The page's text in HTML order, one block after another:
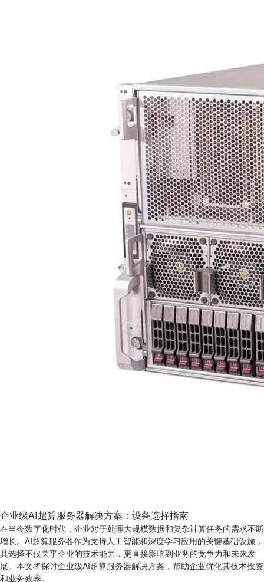
企业级AI超算服务器解决方案：设备选择指南
在当今数字化时代，企业对于处理大规模数据和复杂计算任务的需求不断
增长。AI超算服务器作为支持人工智能和深度学习应用的关键基础设施，
其选择不仅关乎企业的技术能力，更直接影响到业务的竞争力和未来发
展。本文将探讨企业级AI超算服务器解决方案，帮助企业优化其技术投资
和业务效率。